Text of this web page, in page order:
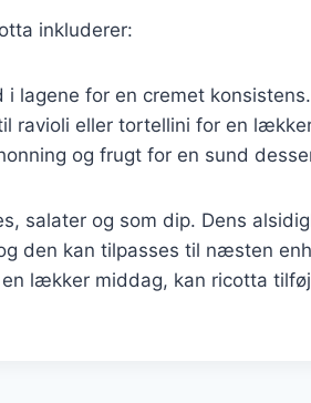
inkluderer:
i lagene for en cremet konsistens.
ravioli eller tortellini for en
og frugt for en sund
salater og som dip. Dens
den kan tilpasses til næsten
lækker middag, kan ricotta